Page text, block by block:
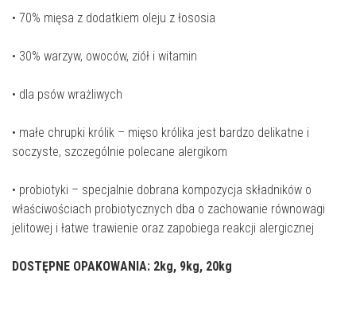
• 70% mięsa z dodatkiem oleju z łososia
• 30% warzyw, owoców, ziół i witamin
• dla psów wrażliwych
• małe chrupki królik – mięso królika jest bardzo delikatne i
soczyste, szczególnie polecane alergikom
• probiotyki – specjalnie dobrana kompozycja składników o
właściwościach probiotycznych dba o zachowanie równowagi
jelitowej i łatwe trawienie oraz zapobiega reakcji alergicznej
DOSTĘPNE OPAKOWANIA: 2kg, 9kg, 20kg